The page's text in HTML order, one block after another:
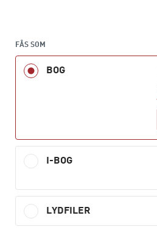
motiveret til at gøre folkeskolen
med dine kollegaer, eller hvis du
reflektere over dine studier i
aktuelle og meget relevante
FÅS SOM
BOG
I-BOG
LYDFILER